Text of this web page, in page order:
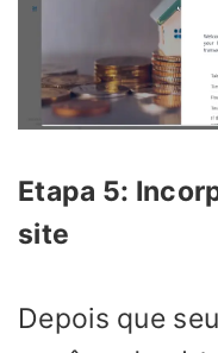
Etapa 5:
site
Depois que